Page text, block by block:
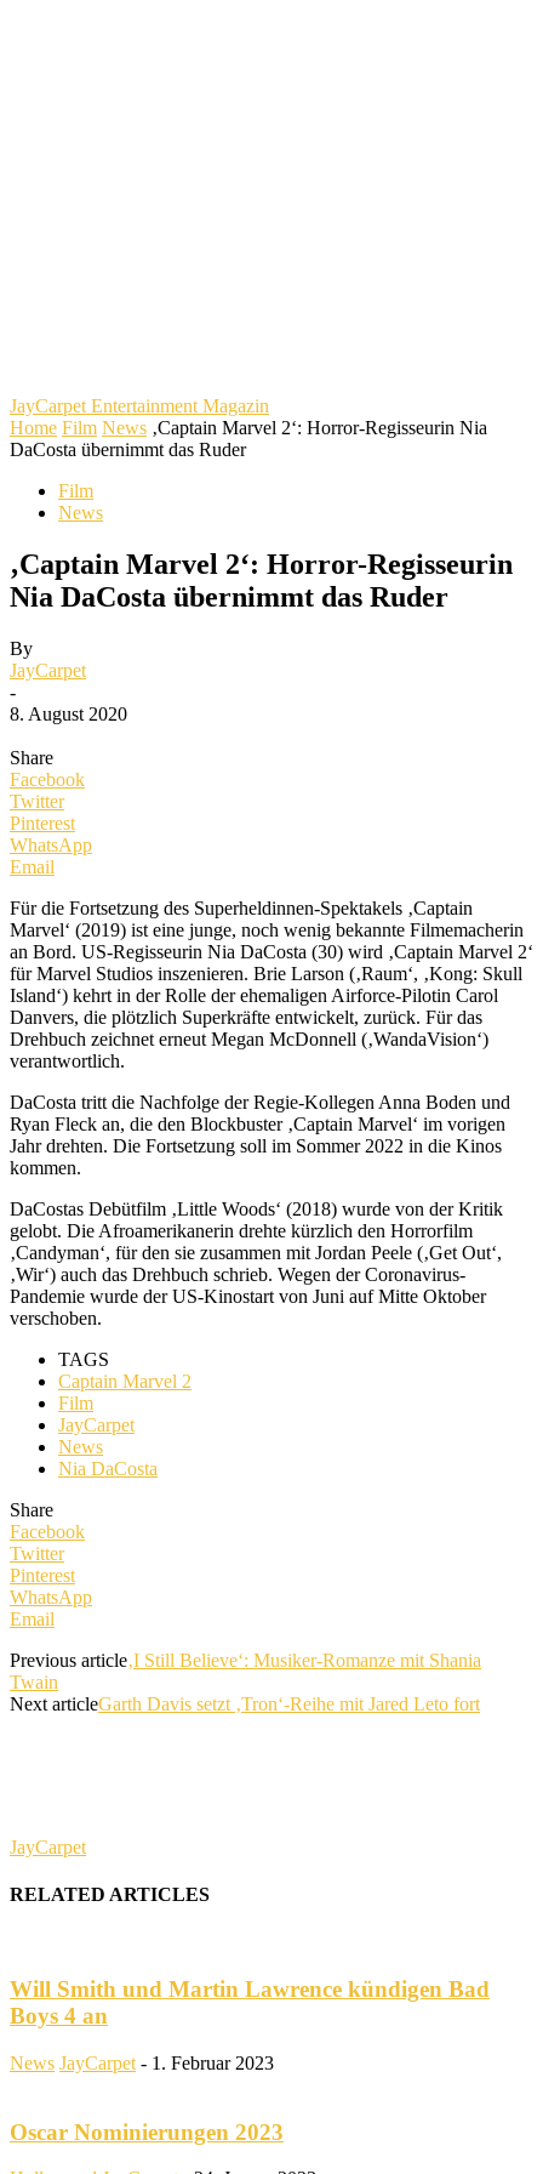
JayCarpet Entertainment Magazin
Home Film News ‚Captain Marvel 2‘: Horror-Regisseurin Nia
DaCosta übernimmt das Ruder
Film
News
‚Captain Marvel 2‘: Horror-Regisseurin
Nia DaCosta übernimmt das Ruder
By
JayCarpet
-
8. August 2020
Share
Facebook
Twitter
Pinterest
WhatsApp
Email
Für die Fortsetzung des Superheldinnen-Spektakels ‚Captain
Marvel‘ (2019) ist eine junge, noch wenig bekannte Filmemacherin
an Bord. US-Regisseurin Nia DaCosta (30) wird ‚Captain Marvel 2‘
für Marvel Studios inszenieren. Brie Larson (‚Raum‘, ‚Kong: Skull
Island‘) kehrt in der Rolle der ehemaligen Airforce-Pilotin Carol
Danvers, die plötzlich Superkräfte entwickelt, zurück. Für das
Drehbuch zeichnet erneut Megan McDonnell (‚WandaVision‘)
verantwortlich.
DaCosta tritt die Nachfolge der Regie-Kollegen Anna Boden und
Ryan Fleck an, die den Blockbuster ‚Captain Marvel‘ im vorigen
Jahr drehten. Die Fortsetzung soll im Sommer 2022 in die Kinos
kommen.
DaCostas Debütfilm ‚Little Woods‘ (2018) wurde von der Kritik
gelobt. Die Afroamerikanerin drehte kürzlich den Horrorfilm
‚Candyman‘, für den sie zusammen mit Jordan Peele (‚Get Out‘,
‚Wir‘) auch das Drehbuch schrieb. Wegen der Coronavirus-
Pandemie wurde der US-Kinostart von Juni auf Mitte Oktober
verschoben.
TAGS
Captain Marvel 2
Film
JayCarpet
News
Nia DaCosta
Share
Facebook
Twitter
Pinterest
WhatsApp
Email
Previous article‚I Still Believe‘: Musiker-Romanze mit Shania
Twain
Next articleGarth Davis setzt ‚Tron‘-Reihe mit Jared Leto fort
JayCarpet
RELATED ARTICLES
Will Smith und Martin Lawrence kündigen Bad
Boys 4 an
News JayCarpet - 1. Februar 2023
Oscar Nominierungen 2023